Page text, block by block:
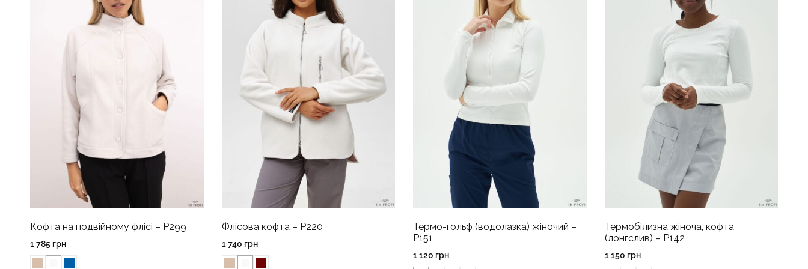
Кофта на подвійному флісі – P299
1 785 грн
Флісова кофта – P220
1 740 грн
Термо-гольф (водолазка) жіночий –
P151
1 120 грн
Термобілизна жіноча, кофта
(лонгслив) – P142
1 150 грн